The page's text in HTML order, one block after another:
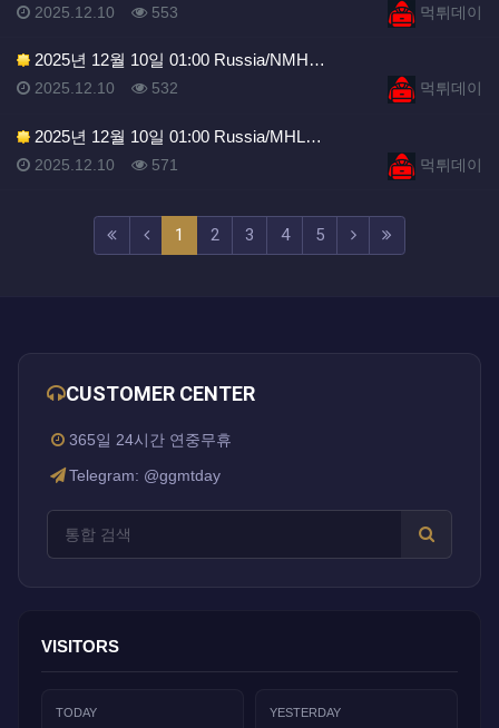
등록자먹튀데이
등록일
2025.12.10 조회
553
2025년 12월 10일 01:00 Russia/NMH…
등록자먹튀데이
등록일
2025.12.10 조회
532
2025년 12월 10일 01:00 Russia/MHL…
등록자먹튀데이
등록일
2025.12.10 조회
571
1 (current)
2 3 4 5 (next)
CUSTOMER CENTER
365일 24시간 연중무휴
Telegram: @ggmtday
VISITORS
TODAY YESTERDAY